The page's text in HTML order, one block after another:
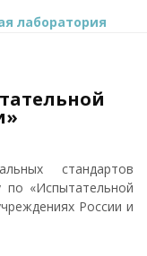
лаборатория
стандартов
по «Испытательной
России и